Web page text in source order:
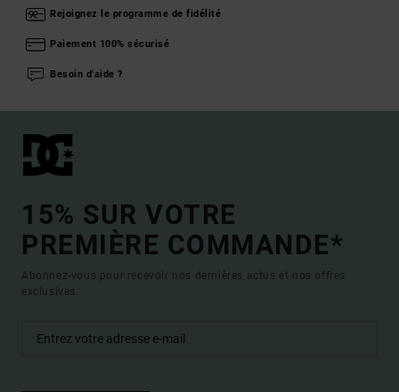
Rejoignez le programme de fidélité
Paiement 100% sécurisé
Besoin d'aide ?
15% SUR VOTRE
PREMIÈRE COMMANDE*
Abonnez-vous pour recevoir nos dernières actus et nos offres
exclusives.